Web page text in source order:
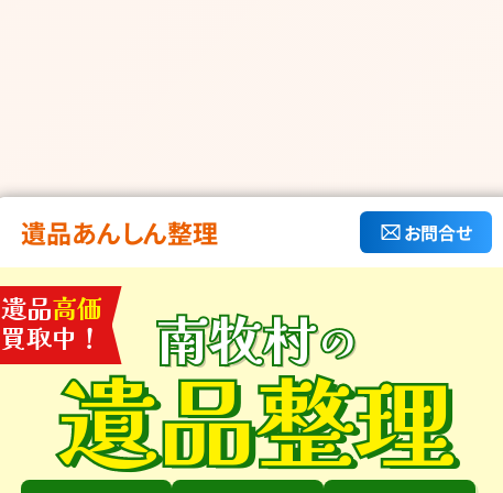
遺品あんしん整理 お問合せ
南牧村の
遺品整理
遺品高価
買取中！